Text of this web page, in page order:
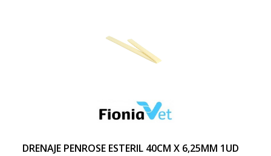
DRENAJE PENROSE ESTERIL 40CM X 6,25MM 1UD